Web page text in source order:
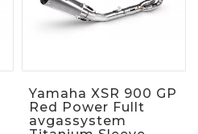
Yamaha XSR 900 GP
Red Power Fullt
avgassystem